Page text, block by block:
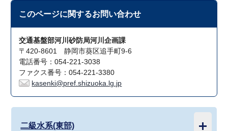
このページに関するお問い合わせ
交通基盤部河川砂防局河川企画課
〒420-8601 静岡市葵区追手町9-6
電話番号：054-221-3038
ファクス番号：054-221-3380
kasenki@pref.shizuoka.lg.jp
二級水系(東部)